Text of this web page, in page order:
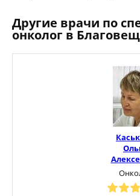
Другие врачи по
онколог в